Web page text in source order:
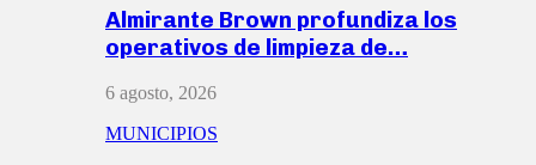
Almirante Brown profundiza los
operativos de limpieza de…
6 agosto, 2026
MUNICIPIOS